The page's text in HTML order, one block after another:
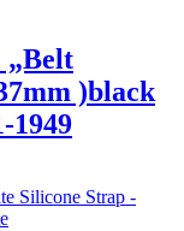
„Belt
)black
1949